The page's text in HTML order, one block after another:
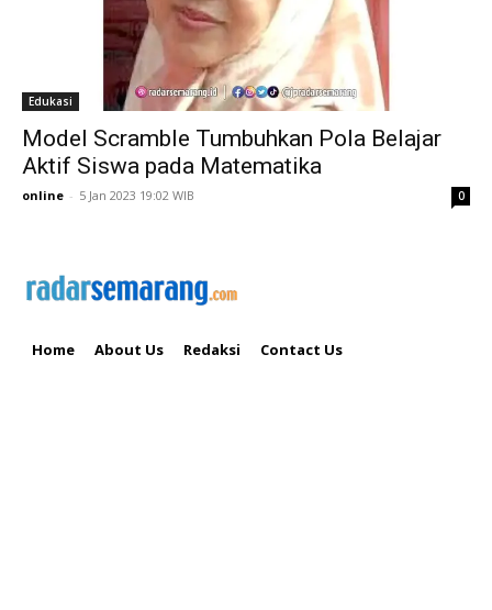
Edukasi
Model Scramble Tumbuhkan Pola Belajar
Aktif Siswa pada Matematika
online - 5 Jan 2023 19:02 WIB 0
Home About Us Redaksi Contact Us